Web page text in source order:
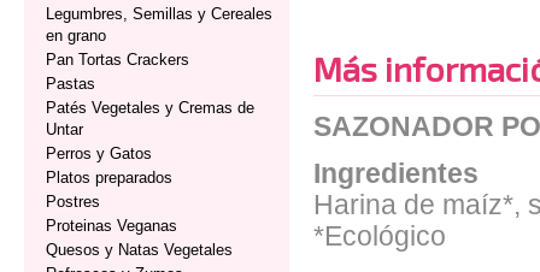
Legumbres, Semillas y Cereales
en grano
Pan Tortas Crackers
Pastas
Patés Vegetales y Cremas de
Untar
Perros y Gatos
Platos preparados
Postres
Proteinas Veganas
Quesos y Natas Vegetales
Más
SAZONADOR
Ingredientes
Harina de maíz*,
*Ecológico